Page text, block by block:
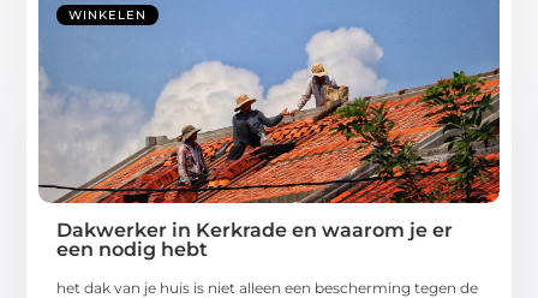
WINKELEN
Dakwerker in Kerkrade en waarom je er
een nodig hebt
het dak van je huis is niet alleen een bescherming tegen de